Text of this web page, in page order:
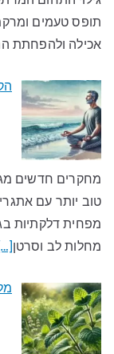
תופס טעמים
אכילה ולהפחתת
מחקרים חדשים
טוב יותר עם
מפחית דלקתיות
מחלות לב וסרטן